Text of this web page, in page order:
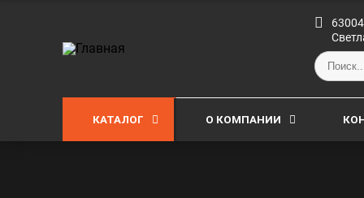
КАТАЛОГ О КОМПАНИИ